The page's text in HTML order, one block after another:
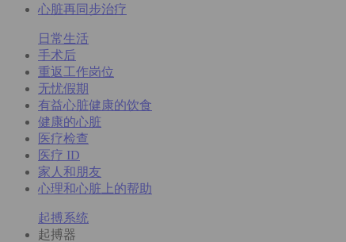
心脏再同步治疗
日常生活
手术后
重返工作岗位
无忧假期
有益心脏健康的饮食
健康的心脏
医疗检查
医疗 ID
家人和朋友
心理和心脏上的帮助
起搏系统
起搏器